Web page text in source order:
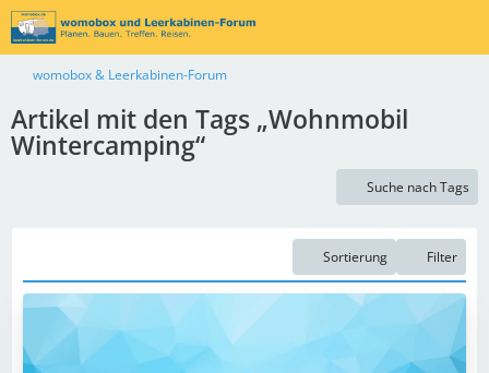
womobox & Leerkabinen-Forum
Artikel mit den Tags „Wohnmobil
Wintercamping“
Suche nach Tags
Sortierung Filter